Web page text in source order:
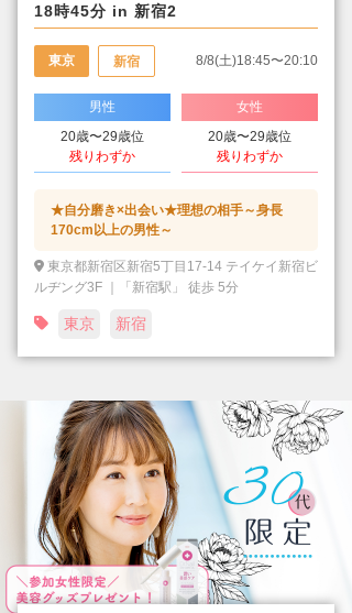
18時45分 in 新宿2
東京 新宿 8/8(土)18:45〜20:10
男性
20歳〜29歳位
残りわずか
女性
20歳〜29歳位
残りわずか
★自分磨き×出会い★理想の相手～身長
170cm以上の男性～
東京都新宿区新宿5丁目17-14 テイケイ新宿ビ
ルヂング3F ｜「新宿駅」 徒歩 5分
東京 新宿